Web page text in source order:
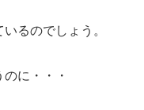
るのでしょう。
に・・・